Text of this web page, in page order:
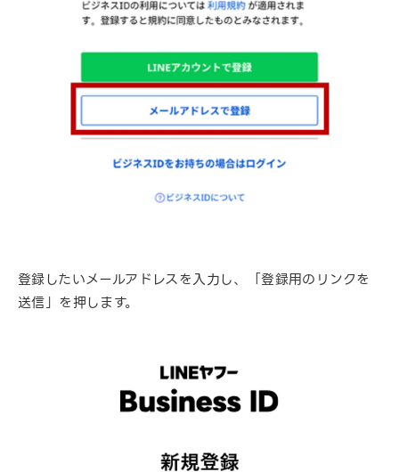
登録したいメールアドレスを入力し、「登録用のリンクを
送信」を押します。